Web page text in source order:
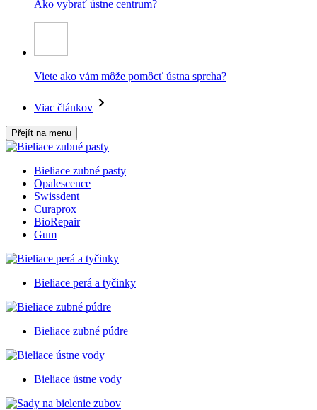
Ako vybrať ústne centrum?
Viete ako vám môže pomôcť ústna sprcha?
Viac článkov
Přejít na menu
Bieliace zubné pasty
Opalescence
Swissdent
Curaprox
BioRepair
Gum
Bieliace perá a tyčinky
Bieliace zubné púdre
Bieliace ústne vody